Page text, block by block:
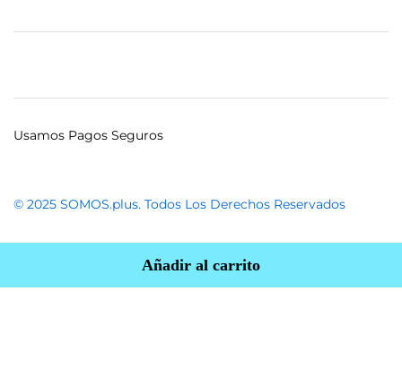
Añadir al carrito
© 2025 SOMOS.plus. Todos Los Derechos Reservados
Usamos Pagos Seguros